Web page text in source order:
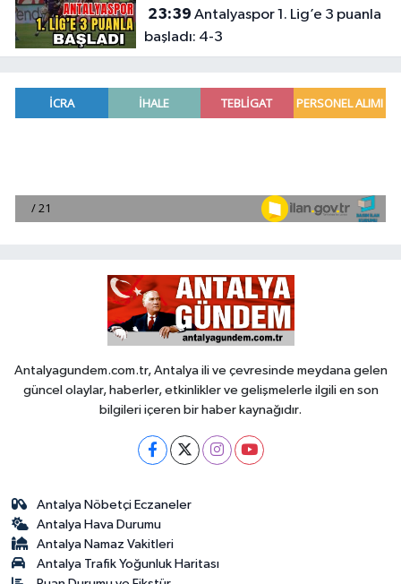
23:39
başladı: 4-3
Antalyagundem.com.tr, Antalya ili ve çevresinde meydana gelen
güncel olaylar, haberler, etkinlikler ve gelişmelerle ilgili en son
bilgileri içeren bir haber kaynağıdır.
Antalya Nöbetçi Eczaneler
Antalya Hava Durumu
Antalya Namaz Vakitleri
Antalya Trafik Yoğunluk Haritası